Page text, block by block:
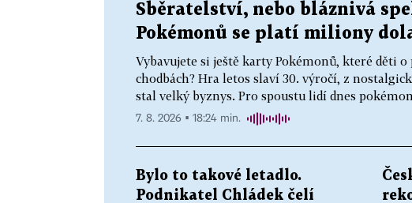
Sběratelství, nebo bláznivá
Pokémonů se platí miliony
Vybavujete si ještě karty Pokémonů, které děti
chodbách? Hra letos slaví 30. výročí, z
stal velký byznys. Pro spoustu lidí dnes
7. 8. 2026 ▪ 18:24 min.
Bylo to takové letadlo.
Podnikatel Chládek čelí